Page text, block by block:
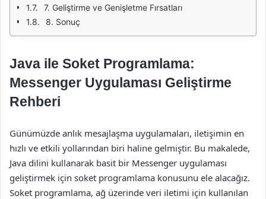
7. Geliştirme ve Genişletme Fırsatları
8. Sonuç
Java ile Soket Programlama:
Messenger Uygulaması Geliştirme
Rehberi
Günümüzde anlık mesajlaşma uygulamaları, iletişimin en
hızlı ve etkili yollarından biri haline gelmiştir. Bu makalede,
Java dilini kullanarak basit bir Messenger uygulaması
geliştirmek için soket programlama konusunu ele alacağız.
Soket programlama, ağ üzerinde veri iletimi için kullanılan